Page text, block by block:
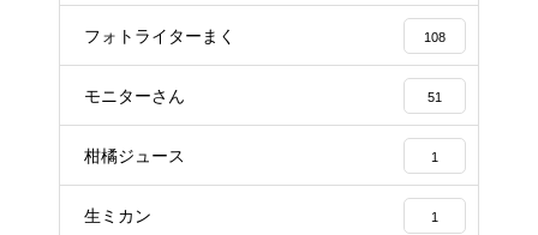
フォトライターまく 108
モニターさん 51
柑橘ジュース 1
生ミカン 1